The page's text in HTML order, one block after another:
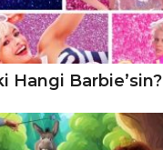
Hangi Barbie’sin?